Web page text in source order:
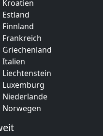
Kroatien
Italien
Luxemburg
Niederlande
Norwegen